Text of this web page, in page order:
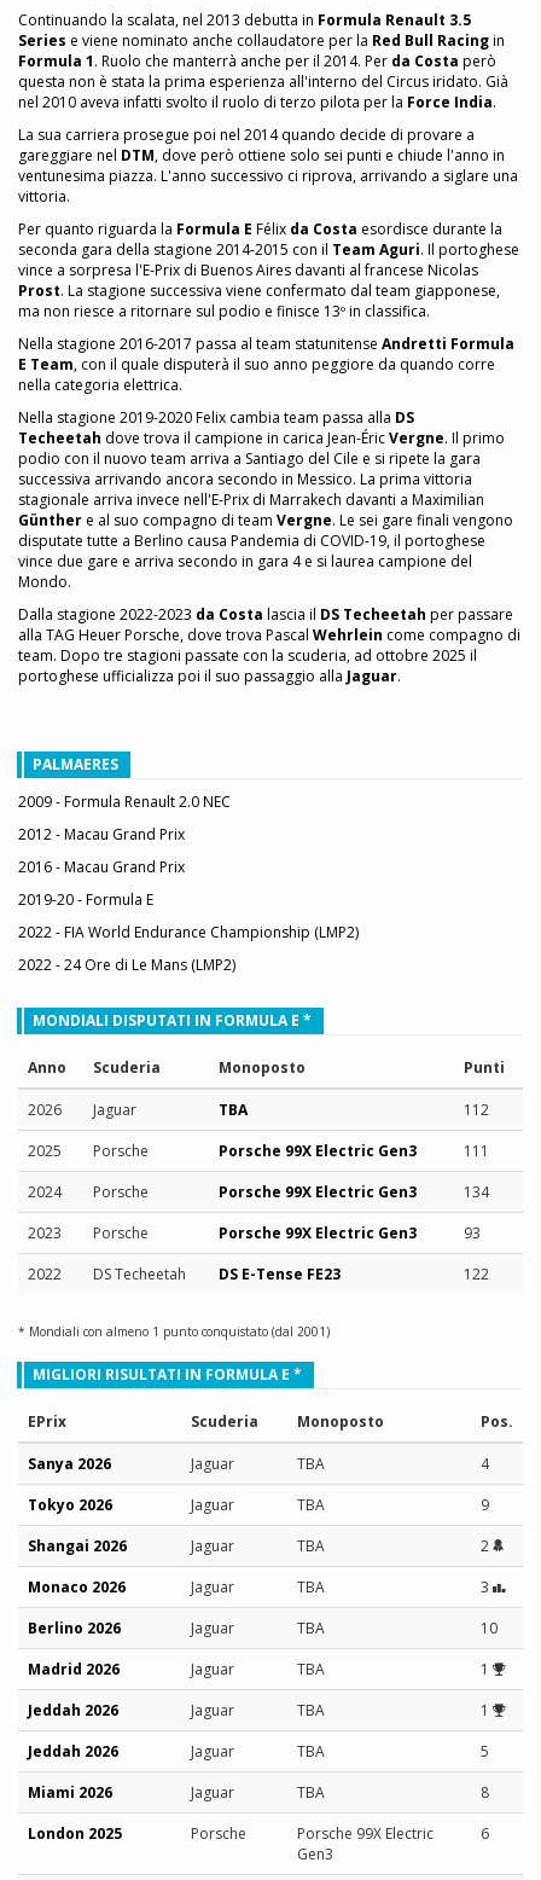
Continuando la scalata, nel 2013 debutta in Formula Renault 3.5
Series e viene nominato anche collaudatore per la Red Bull Racingin
Formula 1. Ruolo che manterrà anche per il 2014. Per da Costa però
questa non è stata la prima esperienza all'interno del Circus iridato. Già
nel 2010 aveva infatti svolto il ruolo di terzo pilota per la Force India.
La sua carriera prosegue poi nel 2014 quando decide di provare a
gareggiare nel DTM, dove però ottiene solo sei punti e chiude l'anno in
ventunesima piazza. L'anno successivo ci riprova, arrivando a siglare una
vittoria.
Per quanto riguarda la Formula E Félix da Costa esordisce durante la
seconda gara della stagione 2014-2015 con il Team Aguri. Il portoghese
vince a sorpresa l'E-Prix di Buenos Aires davanti al francese Nicolas
Prost. La stagione successiva viene confermato dal team giapponese,
ma non riesce a ritornare sul podio e finisce 13º in classifica.
Nella stagione 2016-2017 passa al team statunitense Andretti Formula
E Team, con il quale disputerà il suo anno peggiore da quando corre
nella categoria elettrica.
Nella stagione 2019-2020 Felix cambia team passa alla DS
Techeetah dove trova il campione in carica Jean-ÉricVergne. Il primo
podio con il nuovo team arriva a Santiago del Cile e si ripete la gara
successiva arrivando ancora secondo in Messico. La prima vittoria
stagionale arriva invece nell'E-Prix di Marrakech davanti a Maximilian
Günther e al suo compagno di team Vergne. Le sei gare finali vengono
disputate tutte a Berlino causa Pandemia di COVID-19, il portoghese
vince due gare e arriva secondo in gara 4 e si laurea campione del
Mondo.
Dalla stagione 2022-2023 da Costa lascia il DS Techeetah per passare
alla TAG Heuer Porsche, dove trova Pascal Wehrlein come compagno di
team. Dopo tre stagioni passate con la scuderia, ad ottobre 2025 il
portoghese ufficializza poi il suo passaggio alla Jaguar.
PALMAERES
2009 - Formula Renault 2.0 NEC
2012 - Macau Grand Prix
2016 - Macau Grand Prix
2019-20 - Formula E
2022 - FIA World Endurance Championship (LMP2)
2022 - 24 Ore di Le Mans (LMP2)
MONDIALI DISPUTATI IN FORMULA E *
Anno Scuderia Monoposto Punti
2026 Jaguar TBA
112
2025
Porsche Porsche 99X Electric Gen3
111
2024
Porsche Porsche 99X Electric Gen3
134
2023
Porsche Porsche 99X Electric Gen3
93
2022
DS Techeetah DS E-Tense FE23 122
* Mondiali con almeno 1 punto conquistato (dal 2001)
MIGLIORI RISULTATI IN FORMULA E *
EPrix Scuderia Monoposto Pos.
Sanya 2026 Jaguar TBA
4
Tokyo 2026
Jaguar TBA
9
Shangai 2026
Jaguar TBA
2
Monaco 2026
Jaguar TBA
3
Berlino 2026
Jaguar TBA
10
Madrid 2026
Jaguar TBA
1
Jeddah 2026
Jaguar TBA
1
Jeddah 2026
Jaguar TBA
5
Miami 2026
Jaguar TBA
8
London 2025
Porsche
Porsche 99X Electric
Gen3
6